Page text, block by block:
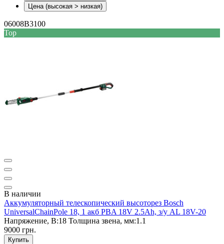
Цена (высокая > низкая)
06008B3100
Top
В наличии
Аккумуляторный телескопический высоторез Bosch
UniversalChainPole 18, 1 акб PBA 18V 2.5Ah, з/у AL 18V-20
Напряжение, В:18 Толщина звена, мм:1.1
9000 грн.
Купить